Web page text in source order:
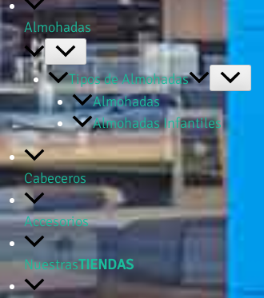
Almohadas
Tipos de Almohadas
Almohadas
Almohadas Infantiles
Cabeceros
Accesorios
NuestrasTIENDAS